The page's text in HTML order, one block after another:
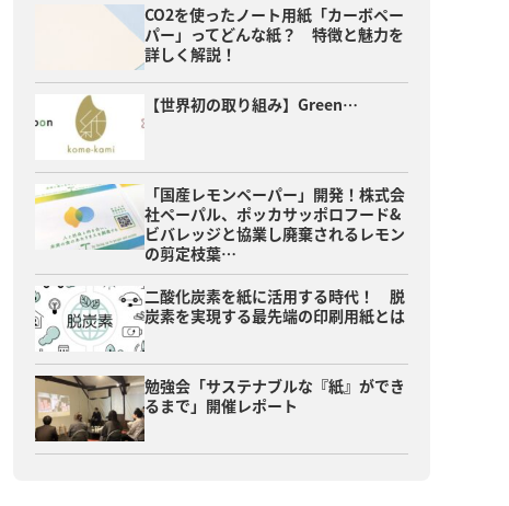
CO2を使ったノート用紙「カーボペー
パー」ってどんな紙？ 特徴と魅力を
詳しく解説！
【世界初の取り組み】Green…
「国産レモンペーパー」開発！株式会
社ペーパル、ポッカサッポロフード&
ビバレッジと協業し廃棄されるレモン
の剪定枝葉…
二酸化炭素を紙に活用する時代！ 脱
炭素を実現する最先端の印刷用紙とは
勉強会「サステナブルな『紙』ができ
るまで」開催レポート